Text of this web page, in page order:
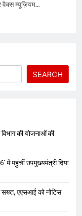
वैक्स म्यूज़ियम…
SEARCH
विभाग की योजनाओं की
में पहुंचीं उपमुख्यमंत्री दिया
सख्त, एएसआई को नोटिस